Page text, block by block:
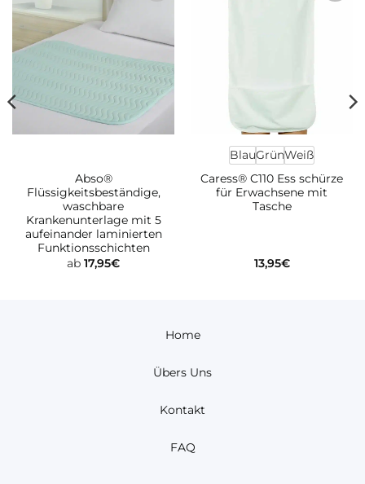
hinzufügen
Abso®
Flüssigkeitsbeständige,
waschbare
Krankenunterlage mit 5
aufeinander laminierten
Funktionsschichten
ab 17,95€
BlauGrünWeiß
Caress® C110 Ess schürze
für Erwachsene mit
Tasche
13,95€
Home
Übers Uns
Kontakt
FAQ